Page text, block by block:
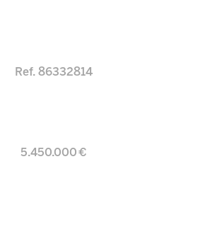
Ref. 86332814
5.450.000 €